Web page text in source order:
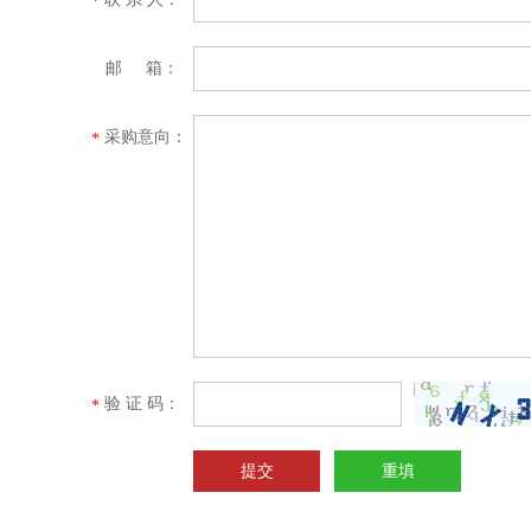
邮 箱：
* 采购意向：
* 验 证 码：